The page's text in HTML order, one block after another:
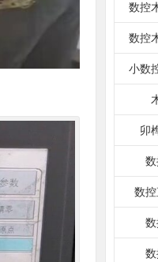
数控
数控
小数
卯
数